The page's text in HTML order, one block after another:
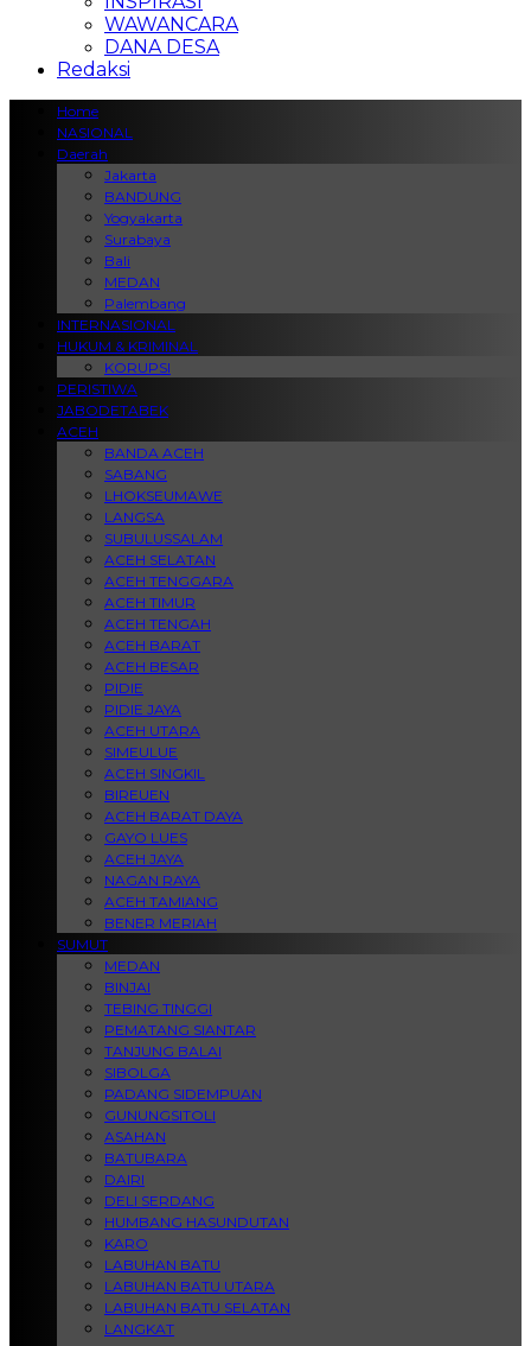
WAWANCARA
DANA DESA
Redaksi
Home
NASIONAL
Daerah
Jakarta
BANDUNG
Yogyakarta
Surabaya
Bali
MEDAN
Palembang
INTERNASIONAL
HUKUM & KRIMINAL
KORUPSI
PERISTIWA
JABODETABEK
ACEH
BANDA ACEH
SABANG
LHOKSEUMAWE
LANGSA
SUBULUSSALAM
ACEH SELATAN
ACEH TENGGARA
ACEH TIMUR
ACEH TENGAH
ACEH BARAT
ACEH BESAR
PIDIE
PIDIE JAYA
ACEH UTARA
SIMEULUE
ACEH SINGKIL
BIREUEN
ACEH BARAT DAYA
GAYO LUES
ACEH JAYA
NAGAN RAYA
ACEH TAMIANG
BENER MERIAH
SUMUT
MEDAN
BINJAI
TEBING TINGGI
PEMATANG SIANTAR
TANJUNG BALAI
SIBOLGA
PADANG SIDEMPUAN
GUNUNGSITOLI
ASAHAN
BATUBARA
DAIRI
DELI SERDANG
HUMBANG HASUNDUTAN
KARO
LABUHAN BATU
LABUHAN BATU UTARA
LABUHAN BATU SELATAN
LANGKAT